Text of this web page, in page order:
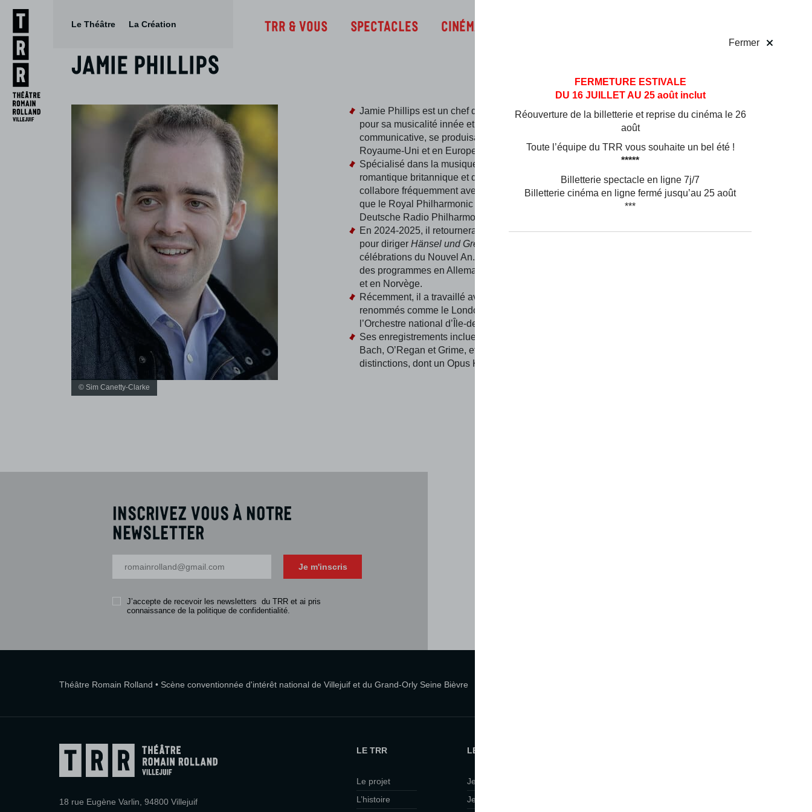
Aller
au
menu
Aller au
contenu
Fermer
FERMETURE ESTIVALE
DU 16 JUILLET AU 25 août inclut
Réouverture de la billetterie et reprise du cinéma le 26
août
Toute l’équipe du TRR vous souhaite un bel été !
*****
Billetterie spectacle en ligne 7j/7
Billetterie cinéma en ligne fermé jusqu’au 25 août
***
Le Théâtre La Création TRR & Vous Spectacles Cinéma
Jamie Phillips
Jamie Phillips est un chef d’orchestre reconnu
pour sa musicalité innée et sa passion
communicative, se produisant régulièrement au
Royaume-Uni et en Europe.
Spécialisé dans la musique d’Europe centrale,
romantique britannique et du 20e siècle, il
collabore fréquemment avec des orchestres tels
que le Royal Philharmonic Orchestra et la
Deutsche Radio Philharmonie.
En 2024-2025, il retournera au Theater St Gallen
pour diriger Hänsel und Gretel
célébrations du Nouvel An. Il dirigera également
des programmes en Allemagne
et en Norvège.
Récemment, il a travaillé avec des orchestres
renommés comme le London Philharmonic et
l’Orchestre national d’Île-de France.
Ses enregistrements incluent des œuvres de
Bach, O’Regan et Grime, et il a reçu plusieurs
distinctions, dont un Opus Klassik Award.
© Sim Canetty-Clarke
Inscrivez vous à notre
newsletter
Je m'inscris
J’accepte de recevoir les newsletters du TRR et ai pris
connaissance de la politique de confidentialité.
Théâtre Romain Rolland • Scène conventionnée d'intérêt national de Villejuif et du Grand-Orly Seine Bièvre
18 rue Eugène Varlin, 94800 Villejuif
LE TRR
Le projet
L’histoire
LE TRR ET VOUS
Je suis curieux·se
Je viens en famille